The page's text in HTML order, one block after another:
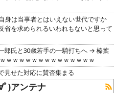
身は当事者とはいえない世代ですか
省を求められるいわれもないと思って
郎氏と30歳若手の一騎打ちへ → 榛葉
ｗｗｗｗｗｗｗｗｗｗｗｗｗｗ
見せた対応に賛否集まる
ﾟ)アンテナ